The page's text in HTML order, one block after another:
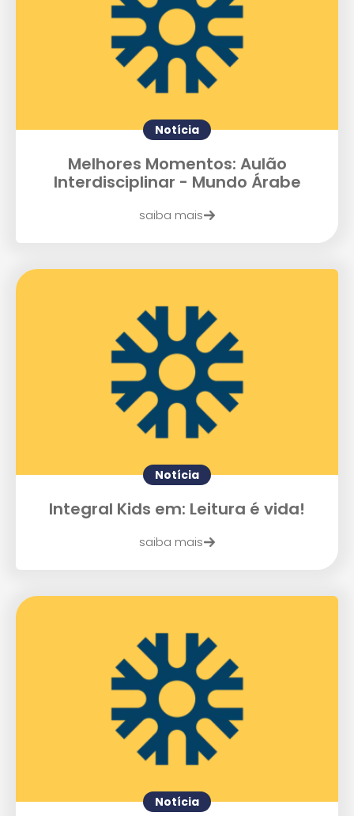
Notícia
Melhores Momentos: Aulão
Interdisciplinar - Mundo Árabe
saiba mais
Notícia
Integral Kids em: Leitura é vida!
saiba mais
Notícia
Agende uma visita
Enviei um E-mail